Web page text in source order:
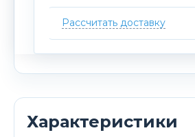
Рассчитать доставку
Характеристики